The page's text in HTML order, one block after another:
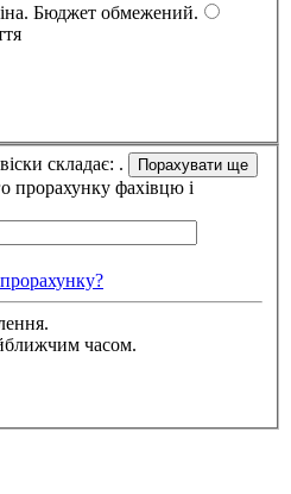
Бюджет обмежений.
складає: .
прорахунку фахівцю і
часом.